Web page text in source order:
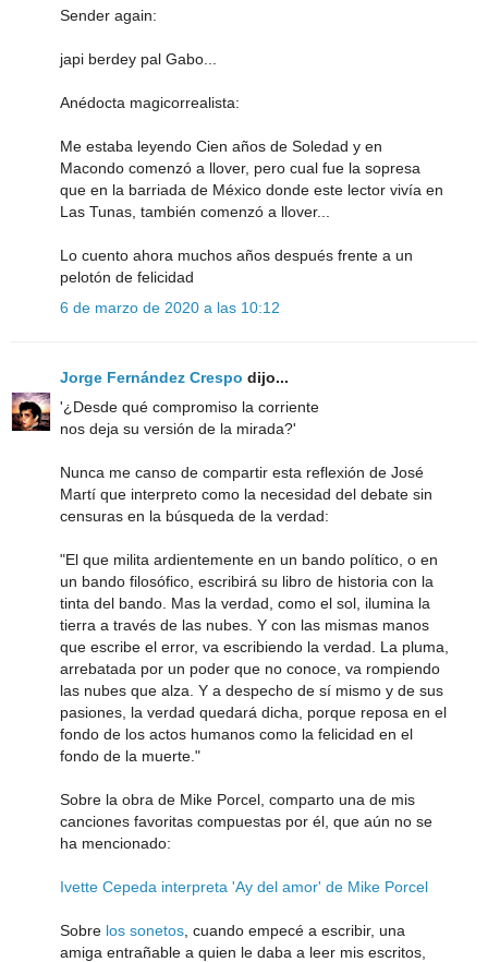
Sender again:
japi berdey pal Gabo...
Anédocta magicorrealista:
Me estaba leyendo Cien años de Soledad y en
Macondo comenzó a llover, pero cual fue la sopresa
que en la barriada de México donde este lector vivía en
Las Tunas, también comenzó a llover...
Lo cuento ahora muchos años después frente a un
pelotón de felicidad
6 de marzo de 2020 a las 10:12
Jorge Fernández Crespo dijo...
'¿Desde qué compromiso la corriente
nos deja su versión de la mirada?'
Nunca me canso de compartir esta reflexión de José
Martí que interpreto como la necesidad del debate sin
censuras en la búsqueda de la verdad:
"El que milita ardientemente en un bando político, o en
un bando filosófico, escribirá su libro de historia con la
tinta del bando. Mas la verdad, como el sol, ilumina la
tierra a través de las nubes. Y con las mismas manos
que escribe el error, va escribiendo la verdad. La pluma,
arrebatada por un poder que no conoce, va rompiendo
las nubes que alza. Y a despecho de sí mismo y de sus
pasiones, la verdad quedará dicha, porque reposa en el
fondo de los actos humanos como la felicidad en el
fondo de la muerte."
Sobre la obra de Mike Porcel, comparto una de mis
canciones favoritas compuestas por él, que aún no se
ha mencionado:
Ivette Cepeda interpreta 'Ay del amor' de Mike Porcel
Sobre los sonetos , cuando empecé a escribir, una
amiga entrañable a quien le daba a leer mis escritos,